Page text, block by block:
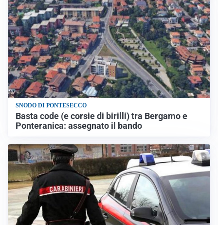
SNODO DI PONTESECCO
Basta code (e corsie di birilli) tra Bergamo e
Ponteranica: assegnato il bando